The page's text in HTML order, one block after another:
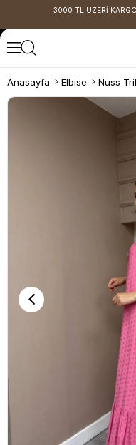
3000 TL ÜZERİ
Anasayfa Elbise Nuss